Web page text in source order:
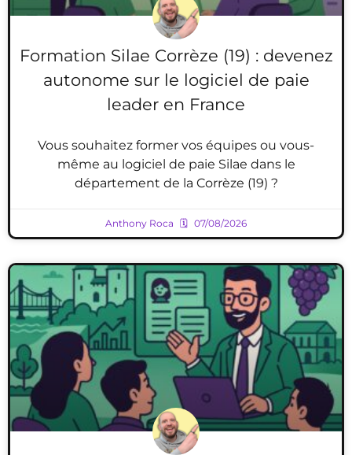
Formation Silae Corrèze (19) : devenez
autonome sur le logiciel de paie
leader en France
Vous souhaitez former vos équipes ou vous-
même au logiciel de paie Silae dans le
département de la Corrèze (19) ?
Anthony Roca 07/08/2026